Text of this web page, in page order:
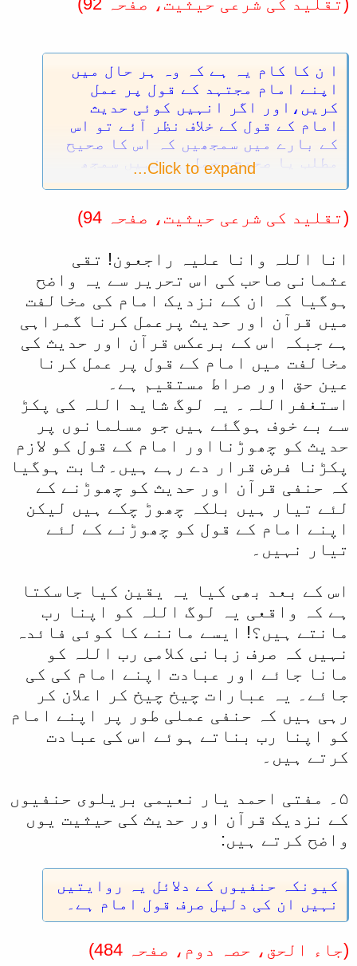
ا ن کا کام یہ ہے کہ وہ ہر حال میں
اپنے امام مجتہد کے قول پر عمل
کریں،اور اگر انہیں کوئی حدیث
امام کے قول کے خلاف نظر آئے تو اس
کے بارے میں سمجھیں کہ اس کا صحیح
مطلب یا صحیح محمل ہم نہیں سمجھ
Click to expand...
(تقلید کی شرعی حیثیت، صفحہ 94)
انا اللہ وانا علیہ راجعون! تقی
عثمانی صاحب کی اس تحریر سے یہ واضح
ہوگیا کہ ان کے نزدیک امام کی مخالفت
میں قرآن اور حدیث پرعمل کرنا گمراہی
ہے جبکہ اس کے برعکس قرآن اور حدیث کی
مخالفت میں امام کے قول پر عمل کرنا
عین حق اور صراط مستقیم ہے۔
استغفراللہ۔ یہ لوگ شاید اللہ کی پکڑ
سے بے خوف ہوگئے ہیں جو مسلمانوں پر
حدیث کو چھوڑنااور امام کے قول کو لازم
پکڑنا فرض قرار دے رہے ہیں۔ثابت ہوگیا
کہ حنفی قرآن اور حدیث کو چھوڑنے کے
لئے تیار ہیں بلکہ چھوڑ چکے ہیں لیکن
اپنے امام کے قول کو چھوڑنے کے لئے
تیار نہیں۔
اس کے بعد بھی کیا یہ یقین کیا جاسکتا
ہے کہ واقعی یہ لوگ اللہ کو اپنا رب
مانتے ہیں؟! ایسے ماننے کا کوئی فائدہ
نہیں کہ صرف زبانی کلامی رب اللہ کو
مانا جائے اور عبادت اپنے امام کی کی
جائے۔ یہ عبارات چیخ چیخ کر اعلان کر
رہی ہیں کہ حنفی عملی طور پر اپنے امام
کو اپنا رب بناتے ہوئے اس کی عبادت
کرتے ہیں۔
۵۔ مفتی احمد یار نعیمی بریلوی حنفیوں
کے نزدیک قرآن اور حدیث کی حیثیت یوں
واضح کرتے ہیں:
کیونکہ حنفیوں کے دلائل یہ روایتیں
نہیں ان کی دلیل صرف قول امام ہے۔
(جاء الحق، حصہ دوم، صفحہ 484)